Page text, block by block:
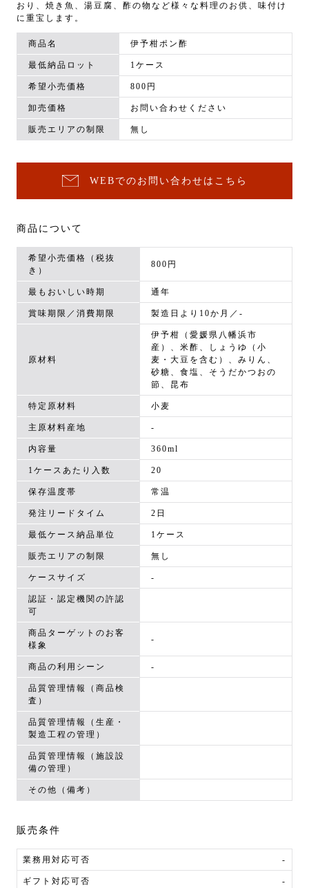
おり、焼き魚、湯豆腐、酢の物など様々な料理のお供、味付け
に重宝します。
商品名 伊予柑ポン酢
最低納品ロット 1ケース
希望小売価格 800円
卸売価格 お問い合わせください
販売エリアの制限 無し
WEBでのお問い合わせはこちら
商品について
希望小売価格（税抜
き）
800円
最もおいしい時期 通年
賞味期限／消費期限 製造日より10か月／-
原材料
伊予柑（愛媛県八幡浜市
産）、米酢、しょうゆ（小
麦・大豆を含む）、みりん、
砂糖、食塩、そうだかつおの
節、昆布
特定原材料 小麦
主原材料産地 -
内容量 360ml
1ケースあたり入数 20
保存温度帯 常温
発注リードタイム 2日
最低ケース納品単位 1ケース
販売エリアの制限 無し
ケースサイズ -
認証・認定機関の許認
可
商品ターゲットのお客
様象
-
商品の利用シーン -
品質管理情報（商品検
査）
品質管理情報（生産・
製造工程の管理）
品質管理情報（施設設
備の管理）
その他（備考）
販売条件
業務用対応可否 -
ギフト対応可否 -